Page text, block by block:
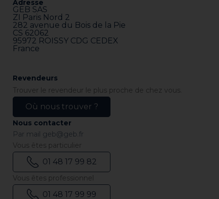
Adresse
GEB SAS
ZI Paris Nord 2
282 avenue du Bois de la Pie
CS 62062
95972 ROISSY CDG CEDEX
France
Revendeurs
Trouver le revendeur le plus proche de chez vous.
Où nous trouver ?
Nous contacter
Par mail geb@geb.fr
Vous êtes particulier
01 48 17 99 82
Vous êtes professionnel
01 48 17 99 99